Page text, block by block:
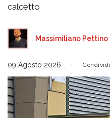
calcetto
Massimiliano Pettino
09 Agosto 2026 Condividi